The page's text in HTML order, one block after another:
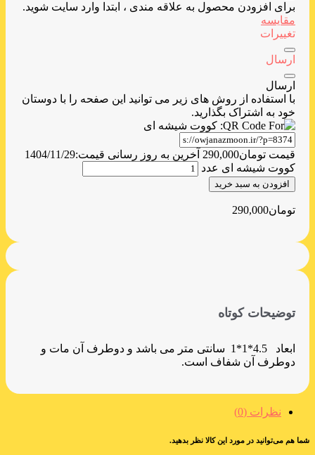
برای افزودن محصول به علاقه مندی ، ابتدا وارد سایت شوید.
مقایسه
تغییرات
ارسال
ارسال
با استفاده از روش های زیر می توانید این صفحه را با دوستان
خود به اشتراک بگذارید.
قیمت تومان290,000 آخرین به روز رسانی قیمت:1404/11/29
کووت شیشه ای عدد
افزودن به سبد خرید
تومان290,000
توضیحات کوتاه
ابعاد 4.5*1*1 سانتی متر می باشد و دوطرف آن مات و
دوطرف آن شفاف است.
نظرات (0)
شما هم می‌توانید در مورد این کالا نظر بدهید.